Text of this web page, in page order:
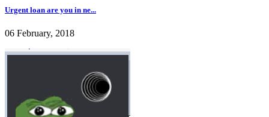
Urgent loan are you in ne...
06 February, 2018